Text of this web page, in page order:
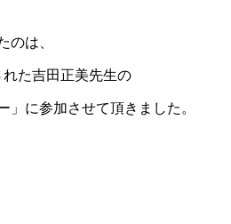
のは、
れた吉田正美先生の
」に参加させて頂きました。